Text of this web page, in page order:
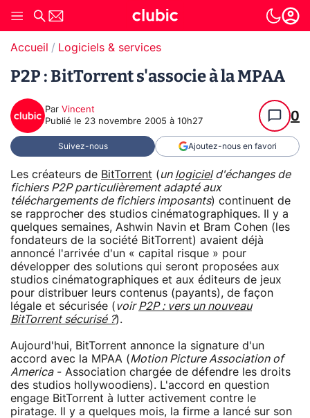
Accueil Logiciels & services
P2P : BitTorrent s'associe à la MPAA
Par Vincent
Publié le 23 novembre 2005 à 10h27 0
Suivez-nous Ajoutez-nous en favori
Les créateurs de BitTorrent (un logicield'échanges de
fichiers P2P particulièrement adapté aux
téléchargements de fichiers imposants) continuent de
se rapprocher des studios cinématographiques. Il y a
quelques semaines, Ashwin Navin et Bram Cohen (les
fondateurs de la société BitTorrent) avaient déjà
annoncé l'arrivée d'un « capital risque » pour
développer des solutions qui seront proposées aux
studios cinématographiques et aux éditeurs de jeux
pour distribuer leurs contenus (payants), de façon
légale et sécurisée (voirP2P : vers un nouveau
BitTorrent sécurisé ?).
Aujourd'hui, BitTorrent annonce la signature d'un
accord avec la MPAA (Motion Picture Association of
America- Association chargée de défendre les droits
des studios hollywoodiens). L'accord en question
engage BitTorrent à lutter activement contre le
piratage. Il y a quelques mois, la firme a lancé sur son